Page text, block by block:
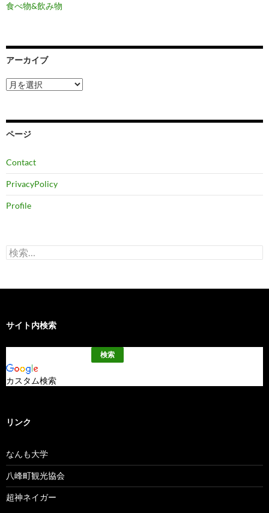
食べ物&飲み物
アーカイブ
ア
ー
ブ
ページ
Contact
PrivacyPolicy
Profile
検
索:
サイト内検索
カスタム検索
リンク
なんも大学
八峰町観光協会
超神ネイガー